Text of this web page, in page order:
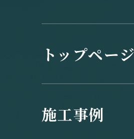
トップページ
施工事例